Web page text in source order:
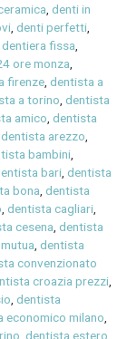
,denti in
,denti perfetti,
dentiera fissa,
ore monza,
firenze,dentista a
a torino,dentista
amico,dentista
dentista arezzo,
bambini,
bari,dentista
bona,dentista
,dentista cagliari,
cesena,dentista
,dentista
convenzionato
croazia prezzi,
,dentista
economico milano,
,dentista estero,